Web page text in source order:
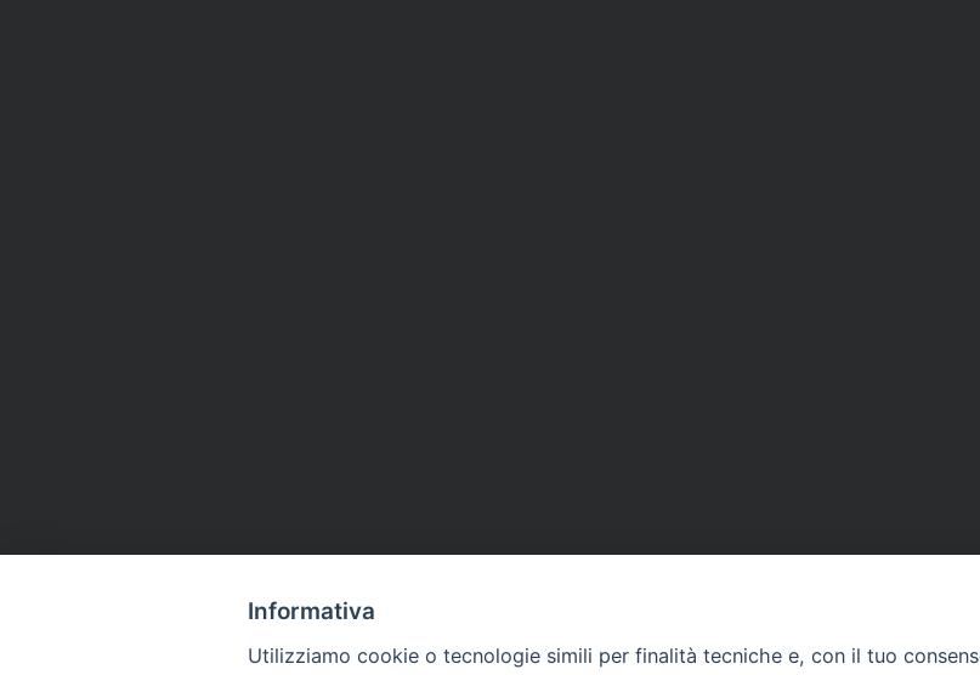
Informativa
Utilizziamo cookie o tecnologie simili per finalità tecniche e, con il tuo